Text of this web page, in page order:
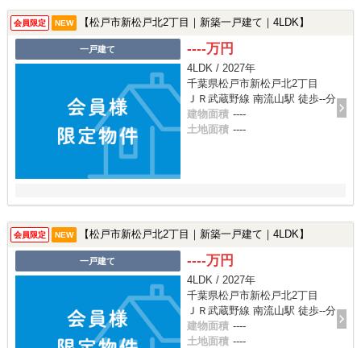
会員限定 NEW 【松戸市新松戸北2丁目｜新築一戸建て｜4LDK】
一戸建て ----万円
4LDK / 2027年
千葉県松戸市新松戸北2丁目
ＪＲ武蔵野線 南流山駅 徒歩--分
建物面積 ----
土地面積 ----
会員限定 NEW 【松戸市新松戸北2丁目｜新築一戸建て｜4LDK】
一戸建て ----万円
4LDK / 2027年
千葉県松戸市新松戸北2丁目
ＪＲ武蔵野線 南流山駅 徒歩--分
建物面積 ----
土地面積 ----